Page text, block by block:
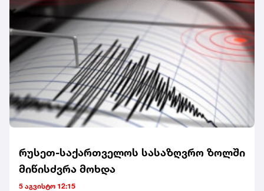
ეთერის დროს მოკლეს.
რუსეთ-საქართველოს სასაზღვრო ზოლში
მიწისძვრა მოხდა
5 აგვისტო 12:15